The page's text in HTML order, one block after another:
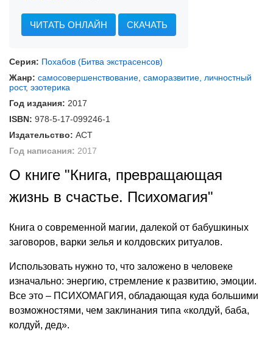
ЧИТАТЬ ОНЛАЙН СКАЧАТЬ
Серия: Похабов (Битва экстрасенсов)
Жанр: самосовершенствование саморазвитие, личностный
рост, эзотерика
Год издания: 2017
ISBN: 978-5-17-099246-1
Издательство: АСТ
Год написания: 2017
О книге "Книга, превращающая
жизнь в счастье. Психомагия"
Книга о современной магии, далекой от бабушкиных
заговоров, варки зелья и колдовских ритуалов.
Использовать нужно то, что заложено в человеке
изначально: энергию, стремление к развитию, эмоции.
Все это – ПСИХОМАГИЯ, обладающая куда большими
возможностями, чем заклинания типа «колдуй, баба,
колдуй, дед».